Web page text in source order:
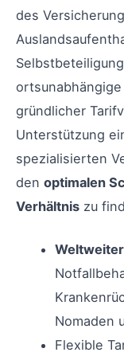
des
gründlicher
Unterstützung
spezialisierten
den optimalen
Verhältnis zu
Nomaden
Flexible